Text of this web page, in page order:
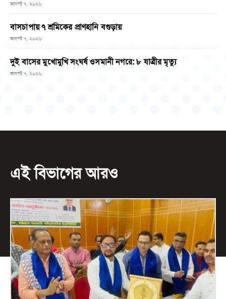
আগস্ট ৭, ২০২৬
বাসচাপায় ৭ শ্রমিকের প্রাণহানি বগুড়ায়
আগস্ট ৭, ২০২৬
দুই বাসের মুখোমুখি সংঘর্ষ ওসমানী নগরে: ৮ যাত্রীর মৃত্যু
আগস্ট ৭, ২০২৬
এই বিভাগের আরও